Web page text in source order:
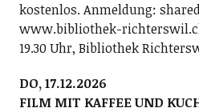
kostenlos. Anmeldung:
www.bibliothek-
19.30 Uhr, Bibliothek
DO, 17.12.2026
FILM MIT KAFFEE UND